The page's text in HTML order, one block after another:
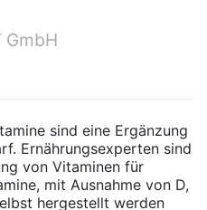
GmbH
sind eine Ergänzung
Ernährungsexperten sind
von Vitaminen für
mit Ausnahme von D,
hergestellt werden